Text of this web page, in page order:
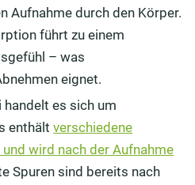
Aufnahme durch den Körper.
führt zu einem
– was
eignet.
handelt es sich um
enthältverschiedene
wird nach der Aufnahme
Spuren sind bereits nach